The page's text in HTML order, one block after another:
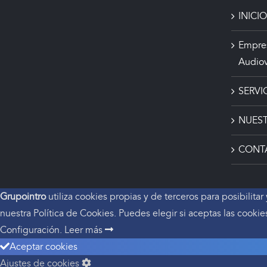
INICIO
Grupointroutiliza cookies propias y de terceros para
nuestra Política de Cookies. Puedes elegir si aceptas las
Configuración. Leer más
Aceptar cookies
Ajustes de cookies